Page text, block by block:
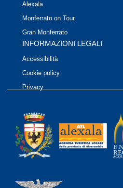
Alexala
Monferrato on Tour
Gran Monferrato
INFORMAZIONI LEGALI
Accessibilità
Cookie policy
Privacy